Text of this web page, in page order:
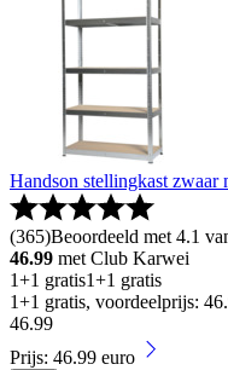
Handson stellingkast zwaar
(365)Beoordeeld met 4.1
46.99 met Club Karwei
1+1 gratis1+1 gratis
1+1 gratis, voordeelprijs:
46.99
Prijs: 46.99 euro